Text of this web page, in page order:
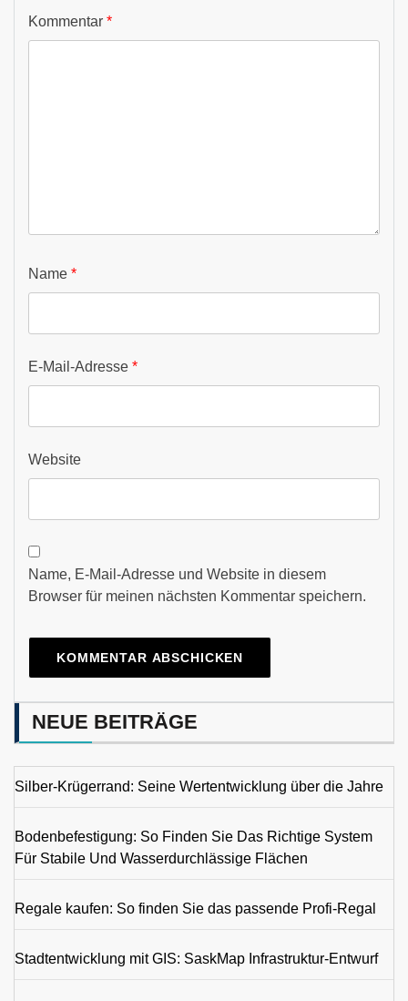
Kommentar *
Name *
E-Mail-Adresse *
Website
Name, E-Mail-Adresse und Website in diesem
Browser für meinen nächsten Kommentar speichern.
NEUE BEITRÄGE
Silber-Krügerrand: Seine Wertentwicklung über die Jahre
Bodenbefestigung: So Finden Sie Das Richtige System
Für Stabile Und Wasserdurchlässige Flächen
Regale kaufen: So finden Sie das passende Profi-Regal
Stadtentwicklung mit GIS: SaskMap Infrastruktur-Entwurf